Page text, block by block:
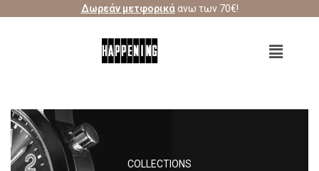
Δωρεάν μετφορικάανω των 70€!
COLLECTIONS